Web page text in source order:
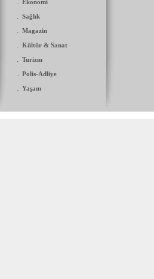
Ekonomi
. Sağlık
. Magazin
. Kültür & Sanat
. Turizm
. Polis-Adliye
. Yaşam